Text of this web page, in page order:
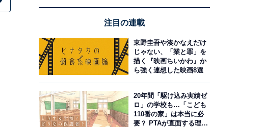
注目の連載
東野圭吾や湊かなえだけ
じゃない、「業と罪」を
描く『映画ちいかわ』か
ら強く連想した映画8選
20年間「駆け込み実績ゼ
ロ」の学校も…「こども
110番の家」は本当に必
要？ PTAが直面する理想